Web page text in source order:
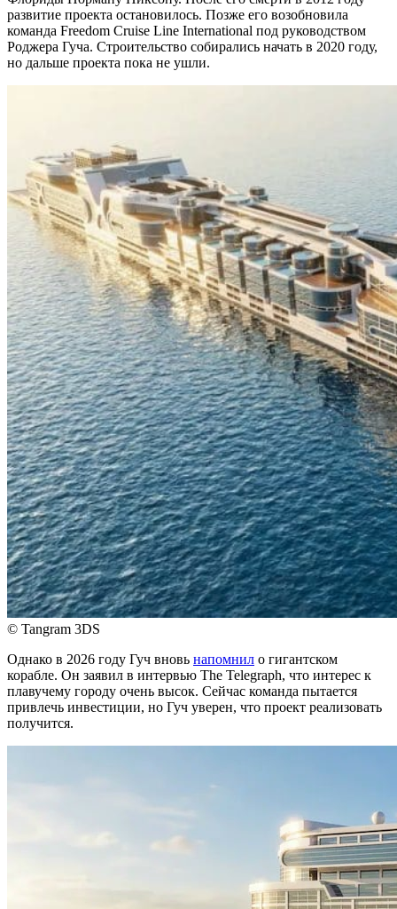
развитие проекта остановилось. Позже его возобновила
команда Freedom Cruise Line International под руководством
Роджера Гуча. Строительство собирались начать в 2020 году,
но дальше проекта пока не ушли.
© Tangram 3DS
Однако в 2026 году Гуч вновь напомнил о гигантском
корабле. Он заявил в интервью The Telegraph, что интерес к
плавучему городу очень высок. Сейчас команда пытается
привлечь инвестиции, но Гуч уверен, что проект реализовать
получится.